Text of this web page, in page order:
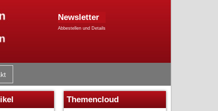
Newsletter
Abbestellen und Details
Themencloud